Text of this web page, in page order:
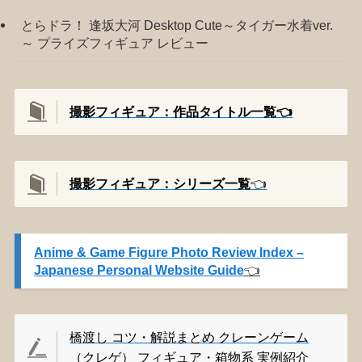
とらドラ！ 逢坂大河 Desktop Cute～タイガー水着ver.
～ プライズフィギュア レビュー
撮影フィギュア：作品タイトル一覧👈️
撮影フィギュア：シリーズ一覧👈️
Anime & Game Figure Photo Review Index –
Japanese Personal Website Guide👈️
橋渡し コツ・解説まとめ クレーンゲーム
（クレゲ） フィギュア・箱物系 実例紹介